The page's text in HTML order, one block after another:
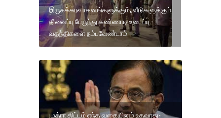
இருசக்கரவாகனங்களுக்கும்,,வீடுகளுக்கும்
தீ வைப்பு பேருந்து கண்ணாடி உடைப்பு.-
வதந்திகளை நம்பவேண்டாம்.
முத்ரா திட்டம் எந்த வகையிலும் உதவாது-